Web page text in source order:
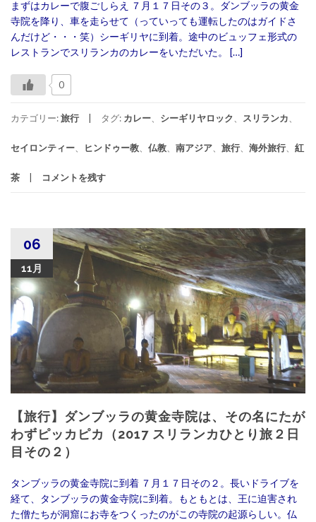
まずはカレーで腹ごしらえ ７月１７日その３。ダンブッラの黄金
寺院を降り、車を走らせて（っていっても運転したのはガイドさ
んだけど・・・笑）シーギリヤに到着。途中のビュッフェ形式の
レストランでスリランカのカレーをいただいた。 […]
0
カテゴリー:旅行 タグ: カレー、 シーギリヤロック、 スリランカ、
セイロンティー、 ヒンドゥー教、 仏教、 南アジア、 旅行、 海外旅行、 紅
茶 コメントを残す
06
11月
【旅行】ダンブッラの黄金寺院は、その名にたが
わずピッカピカ（2017 スリランカひとり旅２日
目その２）
タンブッラの黄金寺院に到着 ７月１７日その２。長いドライブを
経て、タンブッラの黄金寺院に到着。もともとは、王に迫害され
た僧たちが洞窟にお寺をつくったのがこの寺院の起源らしい。仏